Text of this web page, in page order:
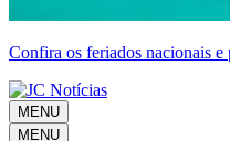
Confira os feriados nacionais
MENU
MENU